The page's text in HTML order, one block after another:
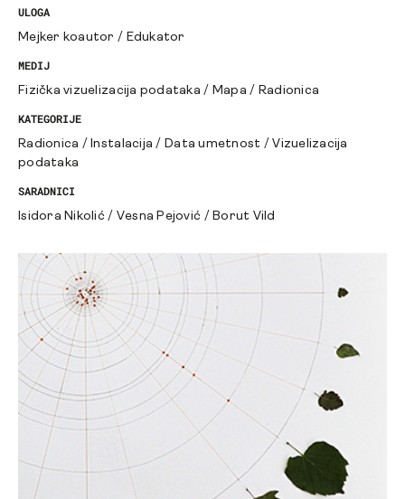
ULOGA
Mejker koautor / Edukator
MEDIJ
Fizička vizuelizacija podataka / Mapa / Radionica
KATEGORIJE
Radionica /Instalacija / Data umetnost /Vizuelizacija
podataka
SARADNICI
Isidora Nikolić / Vesna Pejović /Borut Vild